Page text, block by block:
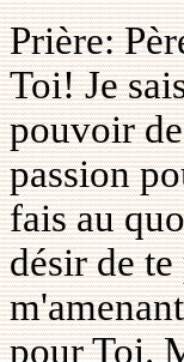
Prière:
Toi! Je
pouvoir
passion
fais au
désir de
pour Toi.